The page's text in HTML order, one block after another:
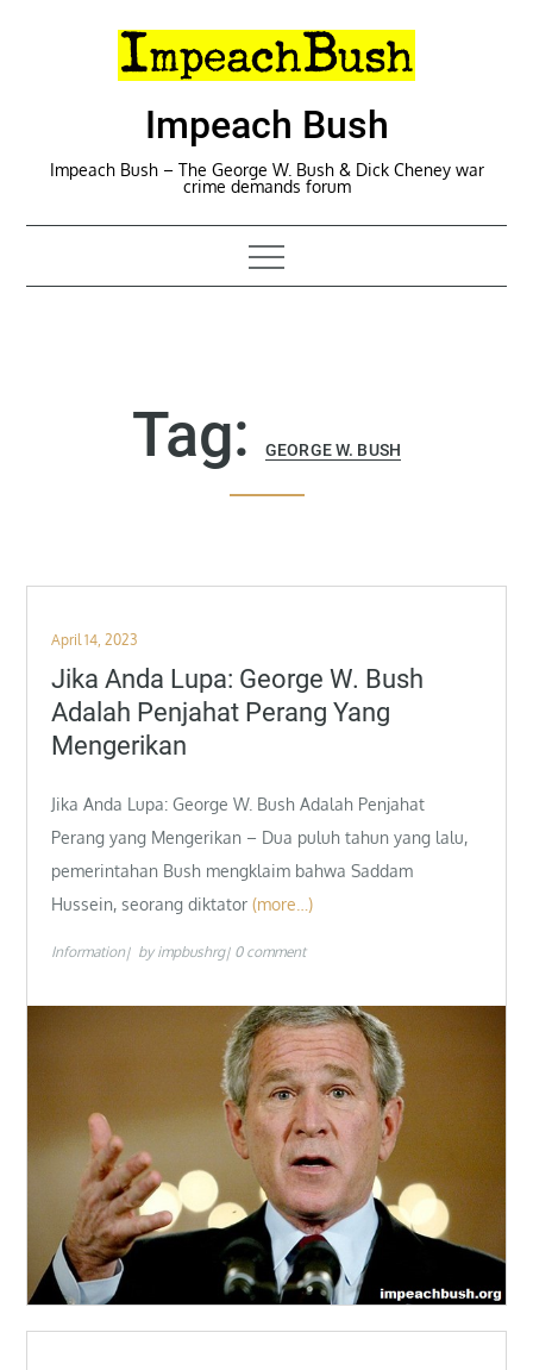
Impeach Bush
Impeach Bush – The George W. Bush & Dick Cheney war
crime demands forum
Tag:GEORGE W. BUSH
Posted
on
April 14, 2023
Jika Anda Lupa: George W. Bush
Adalah Penjahat Perang Yang
Mengerikan
Jika Anda Lupa: George W. Bush Adalah Penjahat
Perang yang Mengerikan – Dua puluh tahun yang lalu,
pemerintahan Bush mengklaim bahwa Saddam
Hussein, seorang diktator (more…)
Information by impbushrg 0 comment